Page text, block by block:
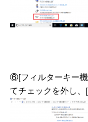
⑥[フィルターキー
てチェックを外し、